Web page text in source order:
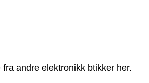
andre elektronikk btikker her.